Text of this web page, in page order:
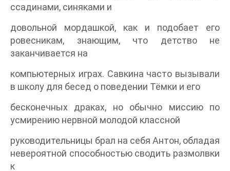
ссадинами, синяками и
довольной мордашкой, как и подобает его
ровесникам, знающим, что детство не
заканчивается на
компьютерных играх. Савкина часто вызывали
в школу для бесед о поведении Тёмки и его
бесконечных драках, но обычно миссию по
усмирению нервной молодой классной
руководительницы брал на себя Антон, обладая
невероятной способностью сводить размолвки
к